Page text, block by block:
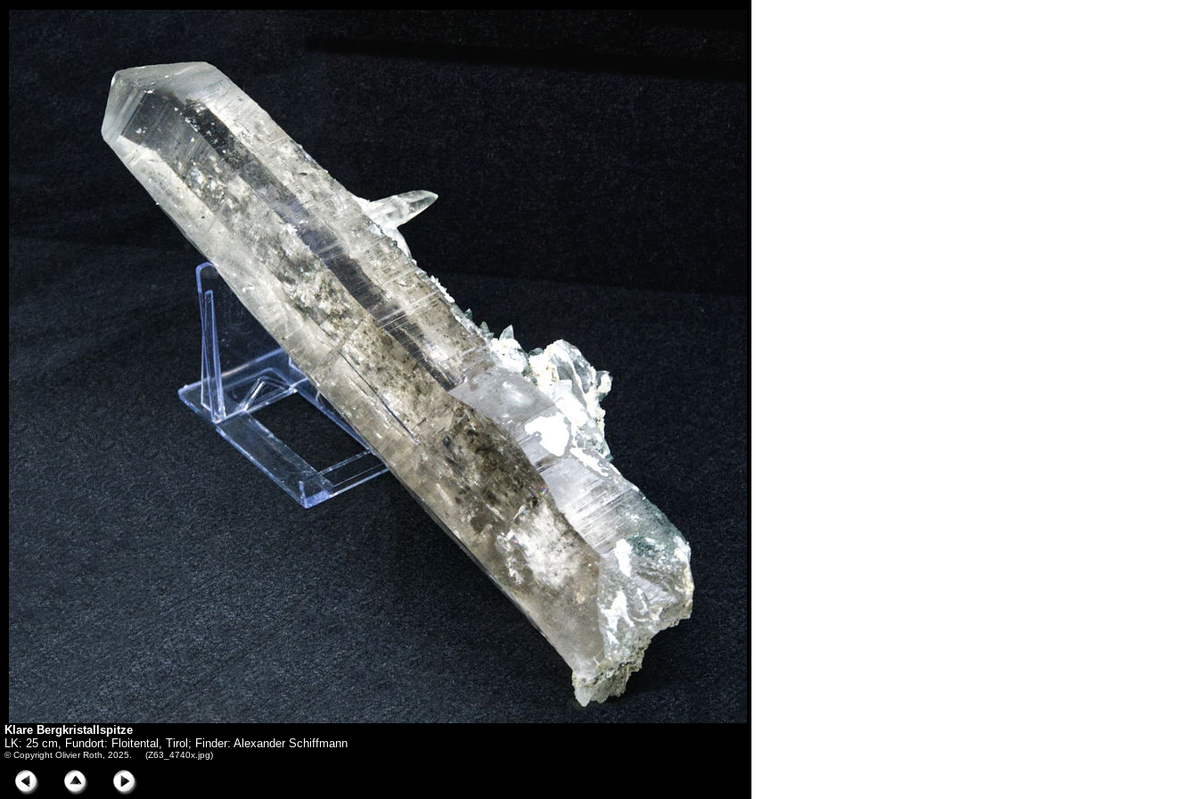
Klare Bergkristallspitze
LK: 25 cm, Fundort: Floitental, Tirol; Finder: Alexander Schiffmann
© Copyright Olivier Roth, 2025. (Z63_4740x.jpg)